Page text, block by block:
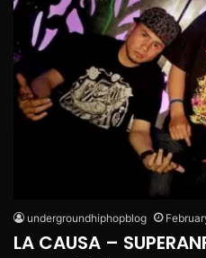
undergroundhiphopblog
LA CAUSA –